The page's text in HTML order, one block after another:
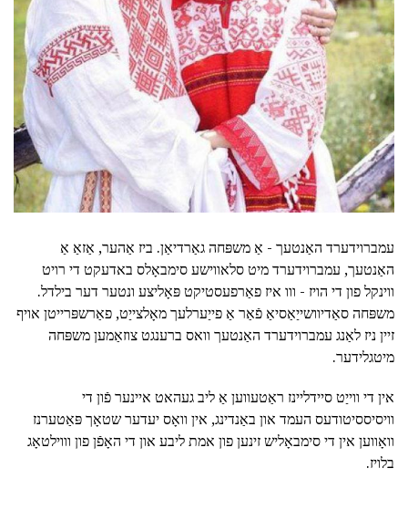
עמברוידערד האַנטעך - אַ משפּחה גאַרדיאַן. ביז אַהער, אַזאַ אַ
האַנטעך, עמברוידערד מיט סלאווישע סימבאָלס באדעקט די רויט
ווינקל פון די הויז - ווו איז פאַרפעסטיקט פּאָליצע ונטער דער בילדל.
משפּחה סאַדיוושייַאַסיאַ פֿאַר אַ פייַערלעך מאָלצייַט, פאַרשפּרייטן אויף
זיין ניז לאַנג עמברוידערד האַנטעך וואס ברענגט צוזאַמען משפּחה
מיטגלידער.
אין די ווייַט סיידליינז ראַטעווען אַ ליב געהאט איינער פֿון די
וויסיססיטודעס העמד און באַנדינג, אין וואָס יעדער שטאָך פּאַטערנז
וואָווען אין די סימבאָליש זינען פון אמת ליבע און די האָפֿן פון וווילטאָג
בלויז.